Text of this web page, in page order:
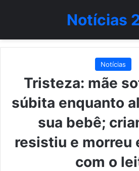
Notícias
Notícias
Tristeza: mãe
súbita enquanto
sua bebê;
resistiu e morreu
com o